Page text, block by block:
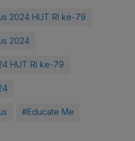
2024 HUT RI ke-79
2024
HUT RI ke-79
#Educate Me